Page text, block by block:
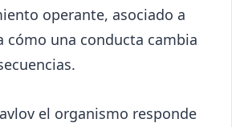
operante, asociado a
cómo una conducta cambia
el organismo responde